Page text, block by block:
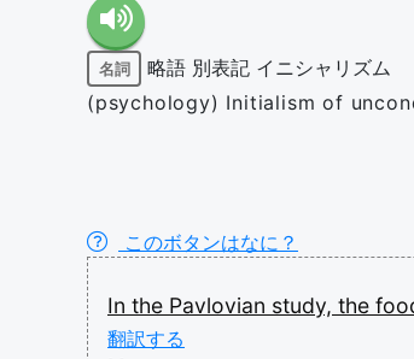
名詞 略語 別表記 イニシャリズム
(psychology) Initialism of
このボタンはなに？
In the Pavlovian study, the
翻訳する